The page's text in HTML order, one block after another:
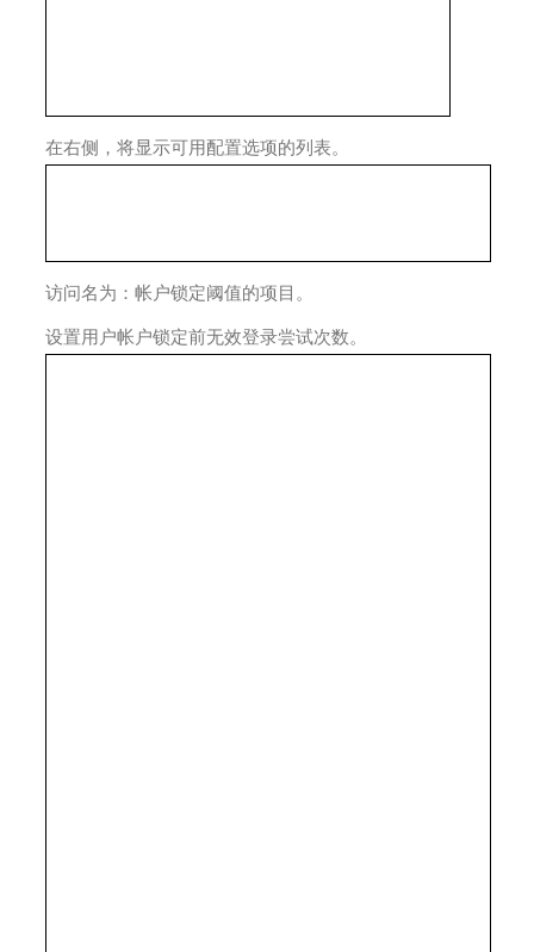
在右侧，将显示可用配置选项的列表。
访问名为：帐户锁定阈值的项目。
设置用户帐户锁定前无效登录尝试次数。